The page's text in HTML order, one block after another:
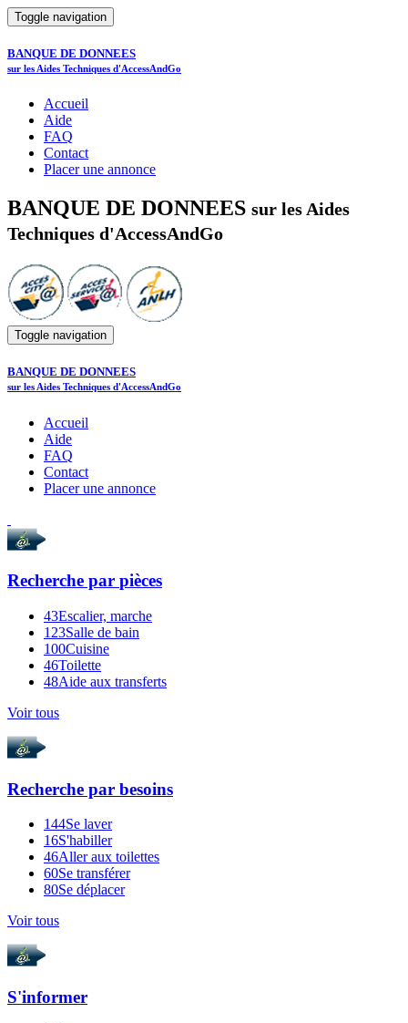
Toggle navigation
BANQUE DE DONNEES
sur les Aides Techniques d'AccessAndGo
Accueil
Aide
FAQ
Contact
Placer une annonce
BANQUE DE DONNEES sur les Aides
Techniques d'AccessAndGo
Toggle navigation
BANQUE DE DONNEES
sur les Aides Techniques d'AccessAndGo
Accueil
Aide
FAQ
Contact
Placer une annonce
Recherche par pièces
43Escalier, marche
123Salle de bain
100Cuisine
46Toilette
48Aide aux transferts
Voir tous
Recherche par besoins
144Se laver
16S'habiller
46Aller aux toilettes
60Se transférer
80Se déplacer
Voir tous
S'informer